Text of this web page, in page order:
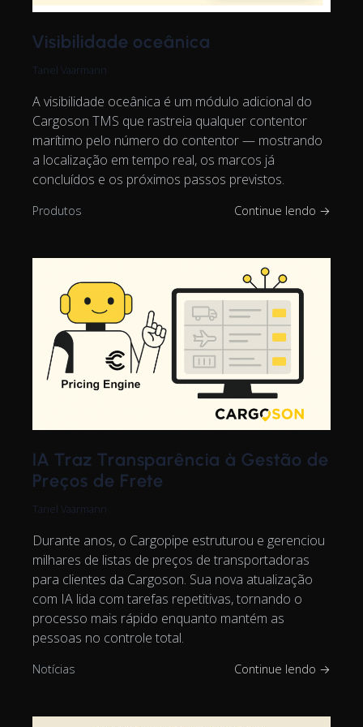
Visibilidade oceânica
Tanel Vaarmann
A visibilidade oceânica é um módulo adicional do
Cargoson TMS que rastreia qualquer contentor
marítimo pelo número do contentor — mostrando
a localização em tempo real, os marcos já
concluídos e os próximos passos previstos.
Produtos Continue lendo →
IA Traz Transparência à Gestão de
Preços de Frete
Tanel Vaarmann
Durante anos, o Cargopipe estruturou e gerenciou
milhares de listas de preços de transportadoras
para clientes da Cargoson. Sua nova atualização
com IA lida com tarefas repetitivas, tornando o
processo mais rápido enquanto mantém as
pessoas no controle total.
Notícias Continue lendo →